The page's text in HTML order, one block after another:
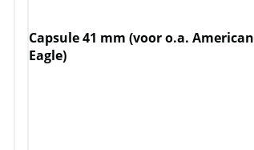
Capsule 41 mm (voor o.a. American
Eagle)